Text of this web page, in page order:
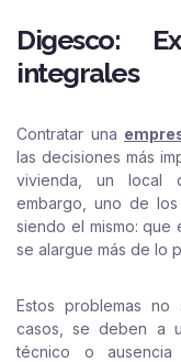
Digesco:
integrales
Contratar una
las decisiones más
vivienda, un local
embargo, uno de
siendo el mismo:
se alargue más de lo
Estos problemas
casos, se deben a
técnico o